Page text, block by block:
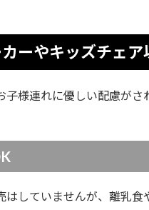
ーやキッズチェ
様連れに優しい配慮がさ
はしていませんが、離乳食